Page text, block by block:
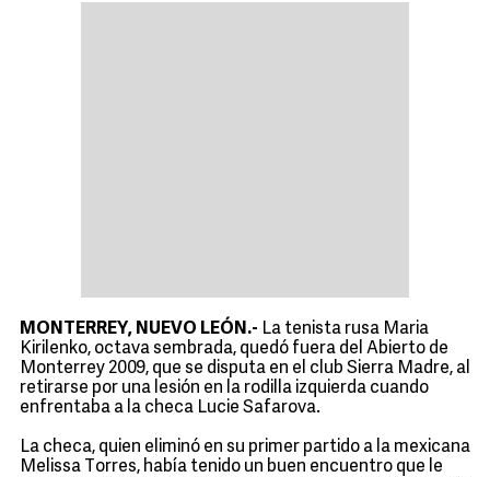
MONTERREY, NUEVO LEÓN.- La tenista rusa Maria
Kirilenko, octava sembrada, quedó fuera del Abierto de
Monterrey 2009, que se disputa en el club Sierra Madre, al
retirarse por una lesión en la rodilla izquierda cuando
enfrentaba a la checa Lucie Safarova.
La checa, quien eliminó en su primer partido a la mexicana
Melissa Torres, había tenido un buen encuentro que le